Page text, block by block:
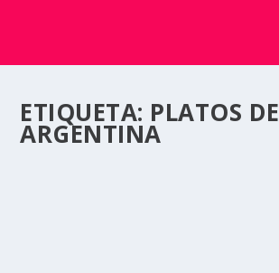
ETIQUETA: PLATOS DE
ARGENTINA